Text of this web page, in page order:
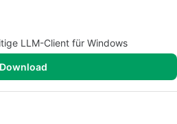
LLM-Client für Windows
Download